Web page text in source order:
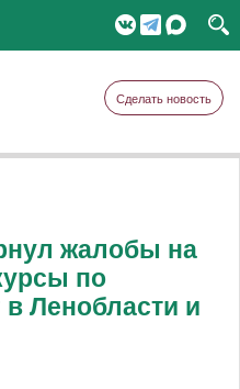
Сделать новость
жалобы на
по
Ленобласти и